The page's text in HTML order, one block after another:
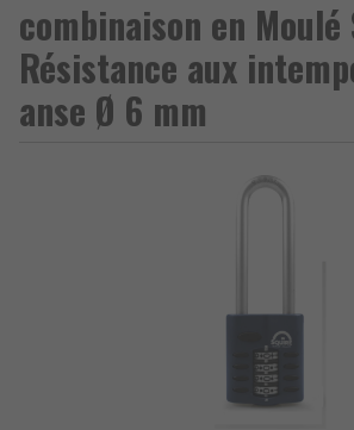
combinaison en Moulé
Résistance aux
anse Ø 6 mm